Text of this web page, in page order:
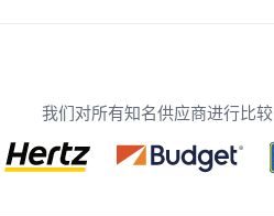
我们对所有知名供应商进行比较